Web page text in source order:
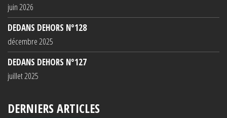
juin 2026
DEDANS DEHORS N°128
décembre 2025
DEDANS DEHORS N°127
juillet 2025
DERNIERS ARTICLES